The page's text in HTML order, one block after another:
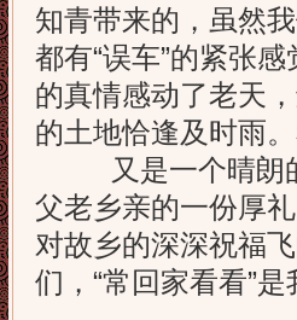
知青带来的，虽然
都有“误车”的紧张
的真情感动了老天
的土地恰逢及时雨
又是一个晴朗的
父老乡亲的一份厚
对故乡的深深祝福
们，“常回家看看”